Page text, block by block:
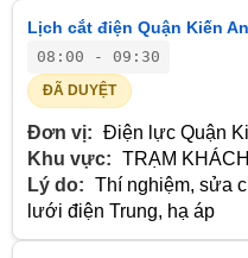
Lịch cắt điện Quận Kiến
08:00 - 09:30
ĐÃ DUYỆT
Đơn vị: Điện lực Quận
Khu vực: TRẠM
Lý do: Thí nghiệm, sửa
lưới điện Trung, hạ áp